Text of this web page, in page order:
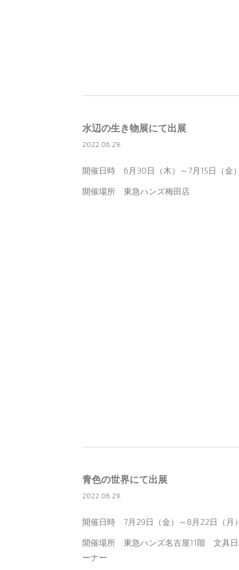
水辺の生き物展にて出展
2022.06.29.
開催日時 6月30日（木）～7月15日（金）
開催場所 東急ハンズ梅田店
青色の世界にて出展
2022.06.29.
開催日時 7月29日（金）～8月22日（月）
開催場所 東急ハンズ名古屋11階 文具日
ーナー